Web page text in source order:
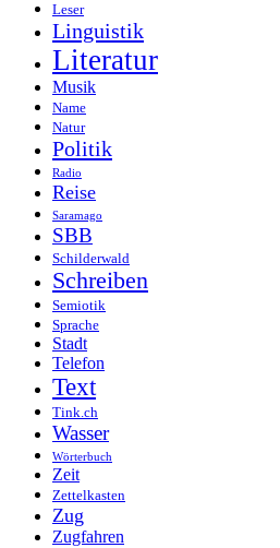
Leser
Linguistik
Literatur
Musik
Name
Natur
Politik
Radio
Reise
Saramago
SBB
Schilderwald
Schreiben
Semiotik
Sprache
Stadt
Telefon
Text
Tink.ch
Wasser
Wörterbuch
Zeit
Zettelkasten
Zug
Zugfahren